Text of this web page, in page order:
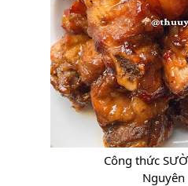
Công thức
Nguyên